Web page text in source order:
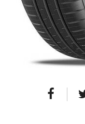
Disky
Hliníkové / ALU